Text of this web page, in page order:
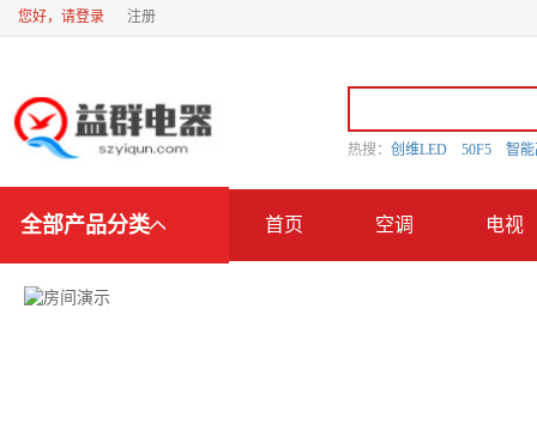
您好，请登录 注册
热搜： 创维LED 50F5 智
全部产品分类 首页 空调 电视